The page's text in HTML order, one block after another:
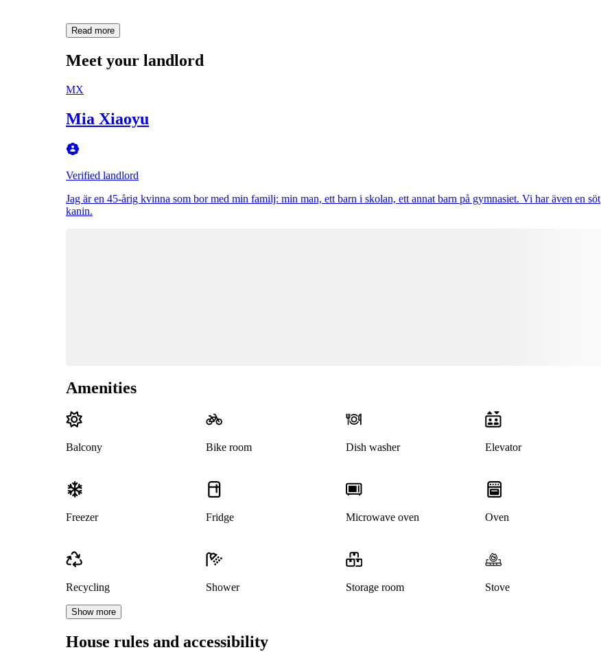
Read more
Meet your landlord
MX
Mia Xiaoyu
Verified landlord
Jag är en 45-årig kvinna som bor med min familj: min man, ett barn i skolan, ett annat barn på gymnasiet. Vi har även en söt
kanin.
Amenities
Balcony Bike room Dish washer Elevator
Freezer Fridge Microwave oven Oven
Recycling Shower Storage room Stove
Show more
House rules and accessibility